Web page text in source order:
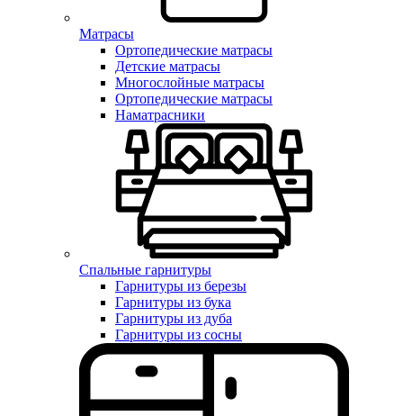
Матрасы
Ортопедические матрасы
Детские матрасы
Многослойные матрасы
Ортопедические матрасы
Наматрасники
Спальные гарнитуры
Гарнитуры из березы
Гарнитуры из бука
Гарнитуры из дуба
Гарнитуры из сосны